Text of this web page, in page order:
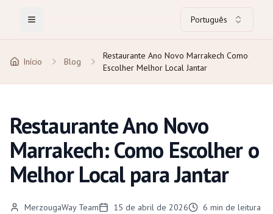
Toggle Menu Português
Início Blog
Restaurante Ano Novo Marrakech Como
Escolher Melhor Local Jantar
Restaurante Ano Novo
Marrakech: Como Escolher o
Melhor Local para Jantar
MerzougaWay Team 15 de abril de 2026 6 min de leitura